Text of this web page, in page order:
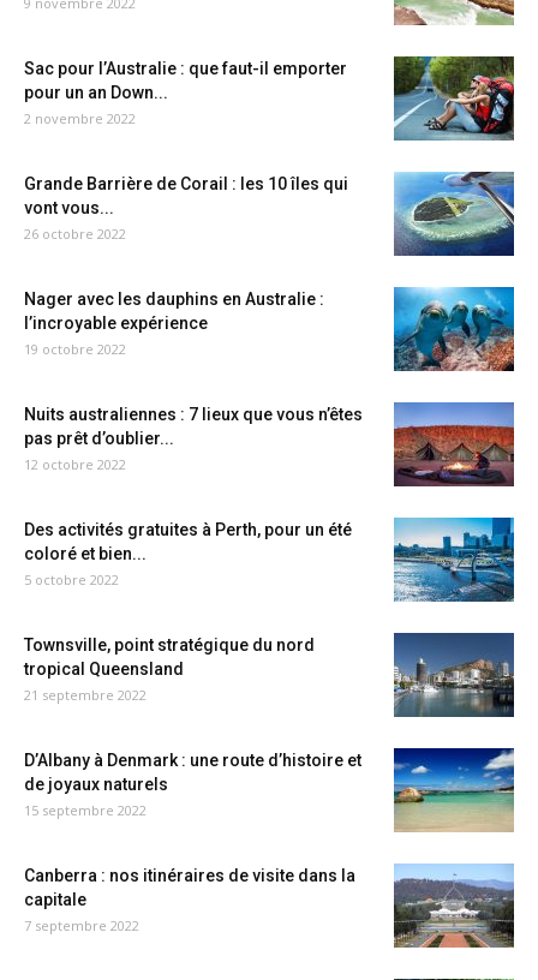
Sac pour l’Australie : que faut-il emporter
pour un an Down...
2 novembre 2022
Grande Barrière de Corail : les 10 îles qui
vont vous...
26 octobre 2022
Nager avec les dauphins en Australie :
l’incroyable expérience
19 octobre 2022
Nuits australiennes : 7 lieux que vous n’êtes
pas prêt d’oublier...
12 octobre 2022
Des activités gratuites à Perth, pour un été
coloré et bien...
5 octobre 2022
Townsville, point stratégique du nord
tropical Queensland
21 septembre 2022
D’Albany à Denmark : une route d’histoire et
de joyaux naturels
15 septembre 2022
Canberra : nos itinéraires de visite dans la
capitale
7 septembre 2022